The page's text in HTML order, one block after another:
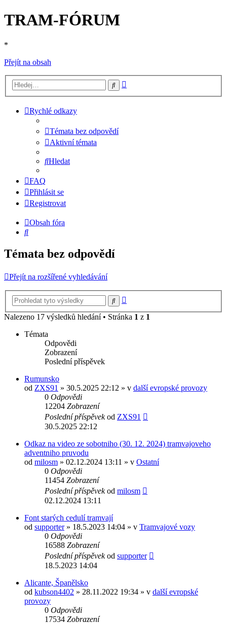
TRAM-FÓRUM
*
Přejít na obsah
Hledat
Rychlé odkazy
Témata bez odpovědí
Aktivní témata
Hledat
FAQ
Přihlásit se
Registrovat
Obsah fóra
Hledat
Témata bez odpovědí
Přejít na rozšířené vyhledávání
Hledat
Nalezeno 17 výsledků hledání • Stránka 1 z 1
Témata
Odpovědi
Zobrazení
Poslední příspěvek
Rumunsko
od ZXS91 » 30.5.2025 22:12 » v další evropské provozy
0 Odpovědi
12204 Zobrazení
Poslední příspěvekod ZXS91
30.5.2025 22:12
Odkaz na video ze sobotniho (30. 12. 2024) tramvajoveho
adventniho pruvodu
od milosm » 02.12.2024 13:11 » v Ostatní
0 Odpovědi
11454 Zobrazení
Poslední příspěvekod milosm
02.12.2024 13:11
Font starých cedulí tramvají
od supporter» 18.5.2023 14:04 » v Tramvajové vozy
0 Odpovědi
16588 Zobrazení
Poslední příspěvekod supporter
18.5.2023 14:04
Alicante, Španělsko
od kubson4402 » 28.11.2022 19:34 » v další evropské
provozy
0 Odpovědi
17534 Zobrazení